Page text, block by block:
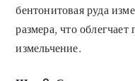
бентонитовая руда
размера, что
измельчение.